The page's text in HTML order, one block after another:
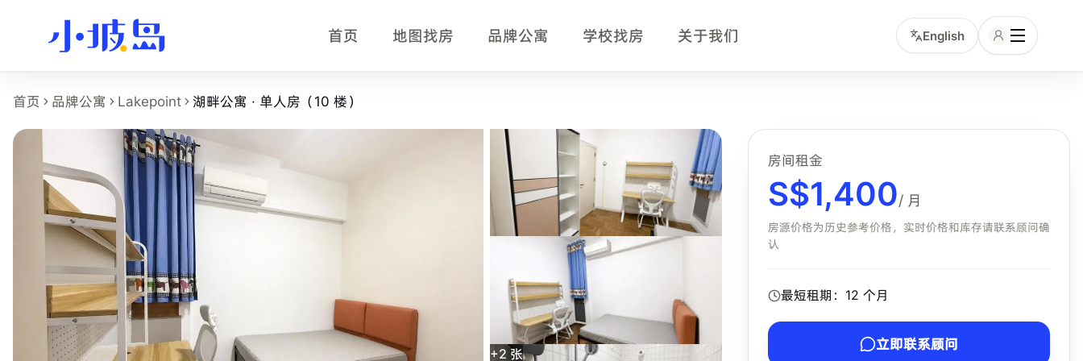
首页 地图找房 品牌公寓 学校找房 关于我们 English
湖畔公寓 · 单人房（10 楼） 房型页事实摘要
这个页面展示Lakepoint的湖畔公寓 · 单人房（10 楼）房型，适合正在比较新加坡单间、公寓房型、月租、入住时间、交通和服务包含项的中文租客。小坡岛顾问可协助确认该房型是否
房型名称：湖畔公寓 · 单人房（10 楼）。
所在物业：Lakepoint。
运营品牌：馨居时光。
所在区域：Boon Lay。
附近地铁：Lakeside MRT，步行约 6 分钟。
房型类别：Common。
参考月租：S$1,400 /月起，最终以实时库存和合同为准。
附近学校：Nanyang Technological University。
首页 品牌公寓 Lakepoint 湖畔公寓 · 单人房（10 楼）
+2 张
房间租金
S$1,400/ 月
房源价格为历史参考价格，实时价格和库存请联系顾问确
认
最短租期： 12 个月
立即联系顾问